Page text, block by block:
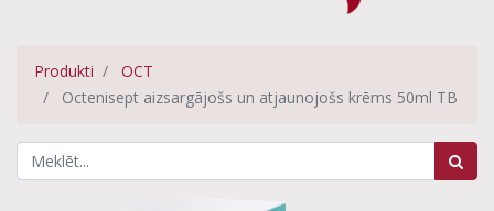
Produkti
OCT
Octenisept aizsargājošs un atjaunojošs krēms 50ml TB